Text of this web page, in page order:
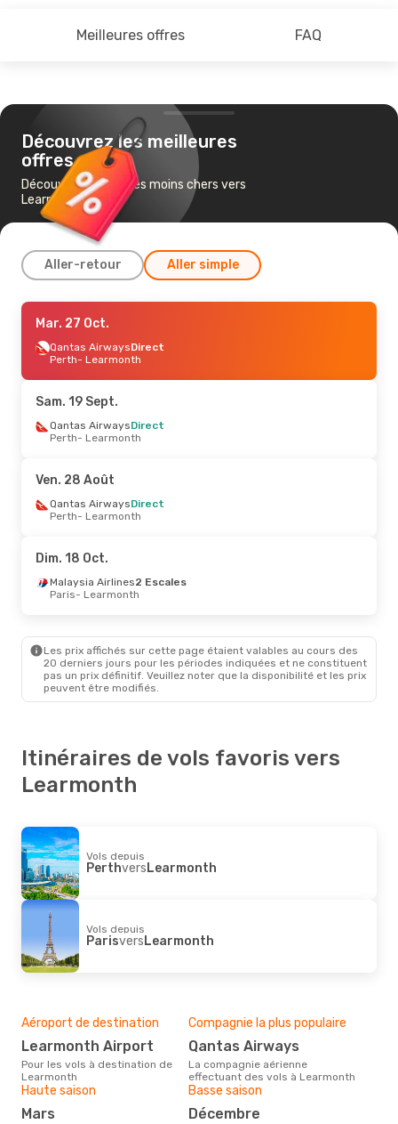
Meilleures offres FAQ
Découvrez les meilleures
offres
Découvrez les vols les moins chers vers
Learmonth
Aller-retour Aller simple
Mar. 27 Oct.
Qantas AirwaysDirect
Perth- Learmonth
Learmonth- Perth
Sam. 5 Sept.- Dim. 6 Sept.
Qantas Airways
Learmonth- Perth
Mar. 27 Oct.
Qantas AirwaysDirect
Perth- Learmonth
Sam. 19 Sept.
Qantas AirwaysDirect
Perth- Learmonth
Ven. 28 Août
Qantas AirwaysDirect
Perth- Learmonth
Dim. 18 Oct.
Malaysia Airlines2 Escales
Paris- Learmonth
Les prix affichés sur cette page étaient valables au cours des
20 derniers jours pour les périodes indiquées et ne constituent
pas un prix définitif. Veuillez noter que la disponibilité et les prix
peuvent être modifiés.
Itinéraires de vols favoris vers
Learmonth
Vols depuis
PerthversLearmonth
Vols depuis
ParisversLearmonth
Aéroport de destination
Learmonth Airport
Pour les vols à destination de
Learmonth
Compagnie la plus populaire
Qantas Airways
La compagnie aérienne
effectuant des vols à Learmonth
Haute saison
mars
Basse saison
décembre